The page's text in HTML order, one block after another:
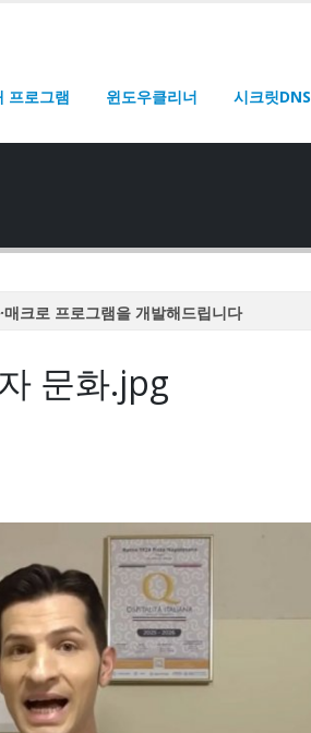
프로그램 윈도우클리너 시크릿DNS
크로 프로그램을 개발해드립니다
크로 프로그램을 개발해드립니다
크로 프로그램을 개발해드립니다
문화.jpg